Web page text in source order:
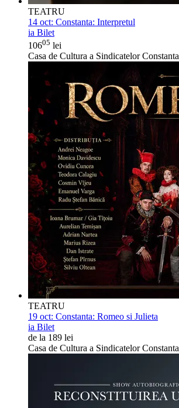
TEATRU
14 oct: Constanta: Interpretul
ia Bilet
10605 lei
Casa de Cultura a Sindicatelor Constanta
TEATRU
19 oct: Constanta: Romeo si Julieta
ia Bilet
de la 189 lei
Casa de Cultura a Sindicatelor Constanta